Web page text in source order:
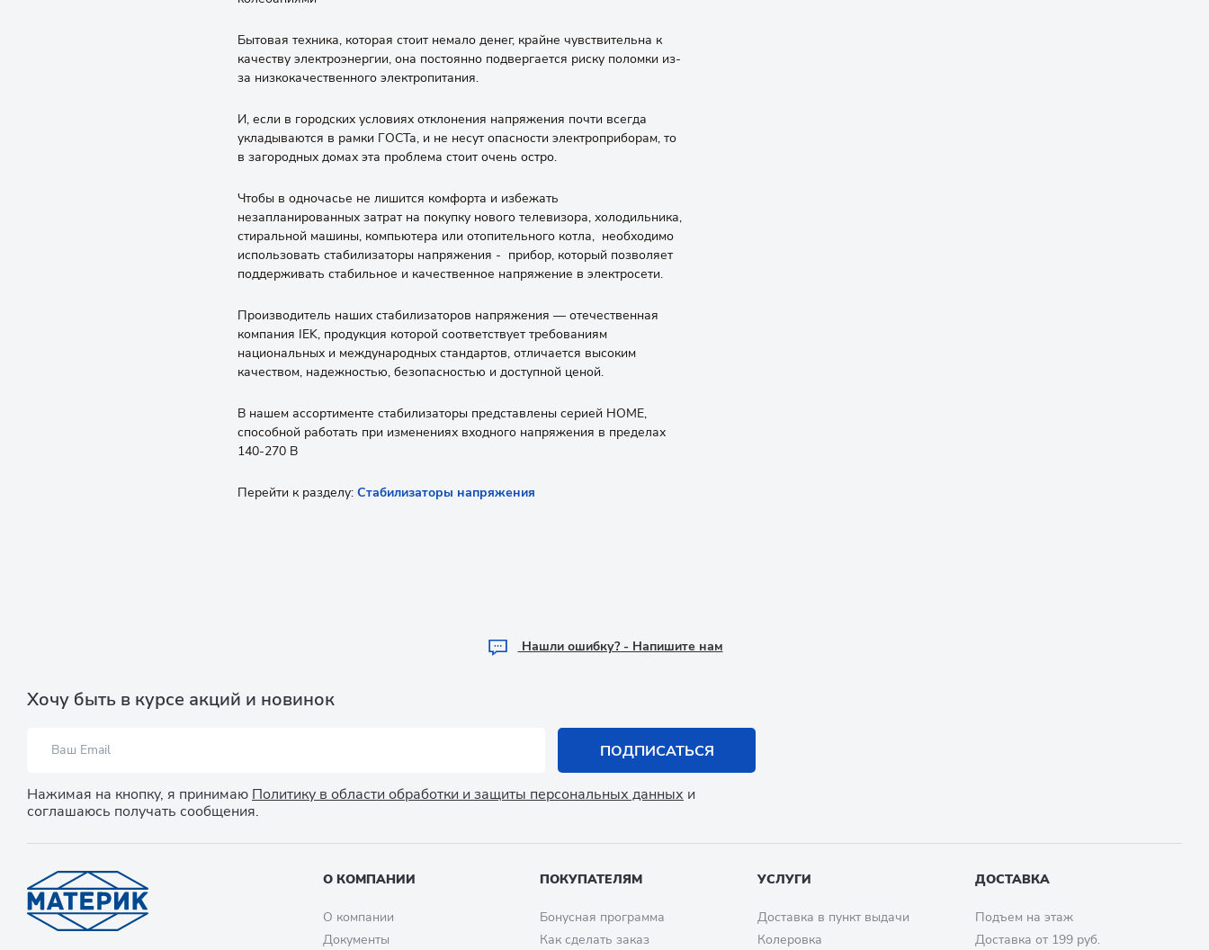
Бытовая техника, которая стоит немало денег, крайне чувствительна к
качеству электроэнергии, она постоянно подвергается риску поломки из-
за низкокачественного электропитания.
И, если в городских условиях отклонения напряжения почти всегда
укладываются в рамки ГОСТа, и не несут опасности электроприборам, то
в загородных домах эта проблема стоит очень остро.
Чтобы в одночасье не лишится комфорта и избежать
незапланированных затрат на покупку нового телевизора, холодильника,
стиральной машины, компьютера или отопительного котла, необходимо
использовать стабилизаторы напряжения - прибор, который позволяет
поддерживать стабильное и качественное напряжение в электросети.
Производитель наших стабилизаторов напряжения — отечественная
компания IEK, продукция которой соответствует требованиям
национальных и международных стандартов, отличается высоким
качеством, надежностью, безопасностью и доступной ценой.
В нашем ассортименте стабилизаторы представлены серией HOME,
способной работать при изменениях входного напряжения в пределах
140-270 В
Перейти к разделу: Стабилизаторы напряжения
Hашли ошибку? - Напишите нам
Хочу быть в курсе акций и новинок
ПОДПИСАТЬСЯ
Нажимая на кнопку, я принимаю Политику в области обработки и защиты персональных данных и
соглашаюсь получать сообщения.
О КОМПАНИИ
О компании
Документы
ПОКУПАТЕЛЯМ
Бонусная программа
Как сделать заказ
УСЛУГИ
Доставка в пункт выдачи
Колеровка
ДОСТАВКА
Подъем на этаж
Доставка от 199 руб.